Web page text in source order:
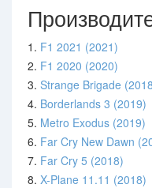
1. F1 2021 (2021)
2. F1 2020 (2020)
3. Strange Brigade
4. Borderlands 3 (2019)
5. Metro Exodus (2019)
6. Far Cry New Dawn
7. Far Cry 5 (2018)
8. X-Plane 11.11 (2018)